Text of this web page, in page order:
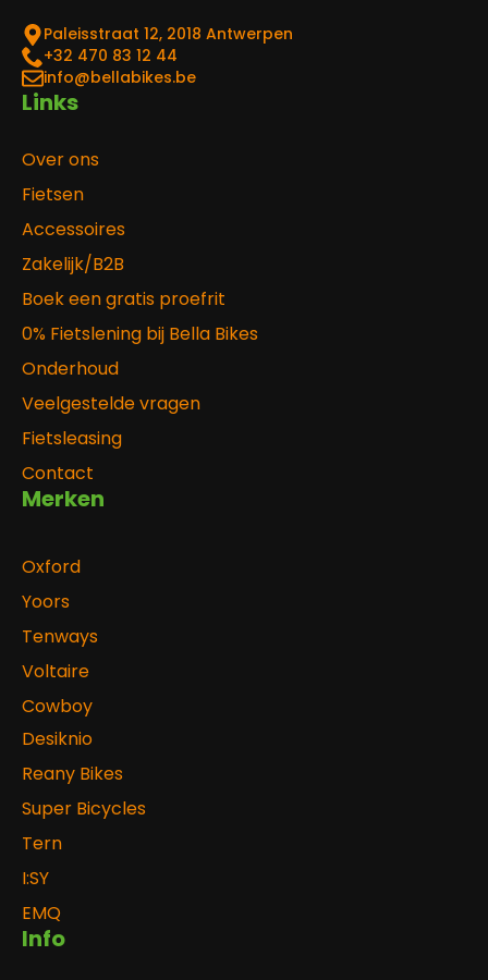
Paleisstraat 12, 2018 Antwerpen
‎+32 470 83 12 44
info@bellabikes.be
Links
Over ons
Fietsen
Accessoires
Zakelijk/B2B
Boek een gratis proefrit
0% Fietslening bij Bella Bikes
Onderhoud
Veelgestelde vragen
Fietsleasing
Contact
Merken
Oxford
Yoors
Tenways
Voltaire
Cowboy
Desiknio
Reany Bikes
Super Bicycles
Tern
I:SY
EMQ
Info